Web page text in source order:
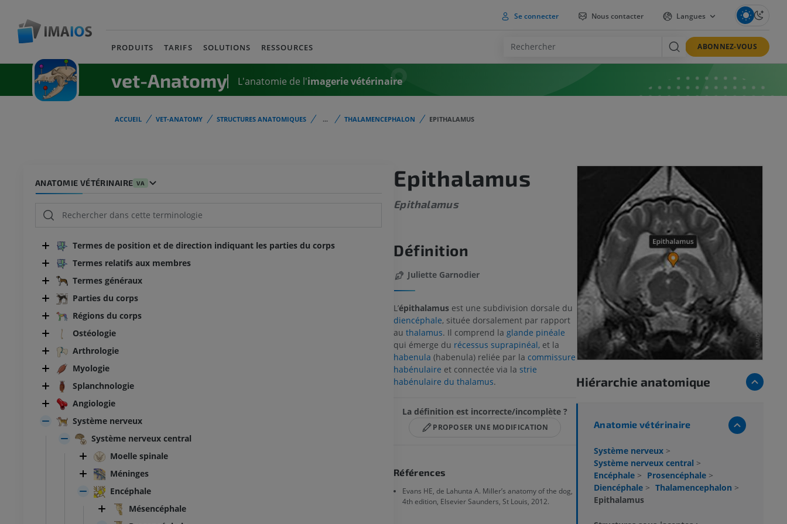
Se connecter Nous contacter Langues
PRODUITS TARIFS SOLUTIONS RESSOURCES ABONNEZ-VOUS
vet-Anatomy L'anatomie de l'imagerie vétérinaire
ACCUEIL VET-ANATOMY STRUCTURES ANATOMIQUES ... THALAMENCEPHALON EPITHALAMUS
ANATOMIE VÉTÉRINAIRE VA
Termes de position et de direction indiquant les parties du corps
Termes relatifs aux membres
Termes généraux
Parties du corps
Régions du corps
Ostéologie
Arthrologie
Myologie
Splanchnologie
Angiologie
Système nerveux
Système nerveux central
Moelle spinale
Méninges
Encéphale
Mésencéphale
Epithalamus
Epithalamus
Définition
Juliette Garnodier
L’épithalamus est une subdivision dorsale du
diencéphale, située dorsalement par rapport
au thalamus. Il comprend la glande pinéale
qui émerge du récessus suprapinéal, et la
habenula (habenula) reliée par la commissure
habénulaire et connectée via la strie
habénulaire du thalamus.
La définition est incorrecte/incomplète ?
PROPOSER UNE MODIFICATION
Références
Evans HE, de Lahunta A. Miller’s anatomy of the dog,
4th edition, Elsevier Saunders, St Louis, 2012.
Hiérarchie anatomique
Anatomie vétérinaire
Système nerveux >
Système nerveux central >
Encéphale > Prosencéphale >
Diencéphale > Thalamencephalon >
Epithalamus